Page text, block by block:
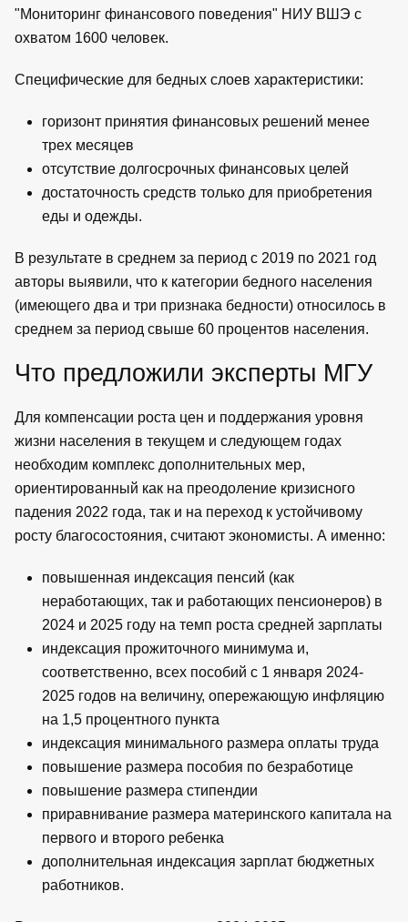
"Мониторинг финансового поведения" НИУ ВШЭ с
охватом 1600 человек.
Специфические для бедных слоев характеристики:
горизонт принятия финансовых решений менее
трех месяцев
отсутствие долгосрочных финансовых целей
достаточность средств только для приобретения
еды и одежды.
В результате в среднем за период с 2019 по 2021 год
авторы выявили, что к категории бедного населения
(имеющего два и три признака бедности) относилось в
среднем за период свыше 60 процентов населения.
Что предложили эксперты МГУ
Для компенсации роста цен и поддержания уровня
жизни населения в текущем и следующем годах
необходим комплекс дополнительных мер,
ориентированный как на преодоление кризисного
падения 2022 года, так и на переход к устойчивому
росту благосостояния, считают экономисты. А именно:
повышенная индексация пенсий (как
неработающих, так и работающих пенсионеров) в
2024 и 2025 году на темп роста средней зарплаты
индексация прожиточного минимума и,
соответственно, всех пособий с 1 января 2024-
2025 годов на величину, опережающую инфляцию
на 1,5 процентного пункта
индексация минимального размера оплаты труда
повышение размера пособия по безработице
повышение размера стипендии
приравнивание размера материнского капитала на
первого и второго ребенка
дополнительная индексация зарплат бюджетных
работников.